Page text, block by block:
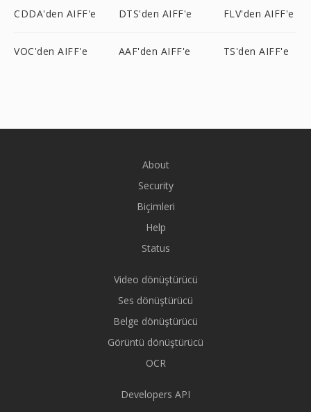
CDDA'den AIFF'e DTS'den AIFF'e FLV'den AIFF'e
VOC'den AIFF'e AAF'den AIFF'e TS'den AIFF'e
About
Security
Biçimleri
Help
Status
Video dönüştürücü
Ses dönüştürücü
Belge dönüştürücü
Görüntü dönüştürücü
OCR
Developers API